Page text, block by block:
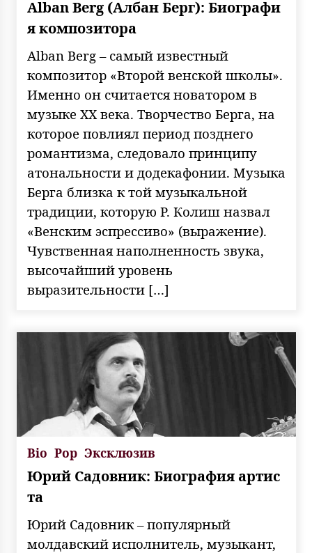
Alban Berg (Албан Берг): Биографи
я композитора
Alban Berg – самый известный
композитор «Второй венской школы».
Именно он считается новатором в
музыке ХХ века. Творчество Берга, на
которое повлиял период позднего
романтизма, следовало принципу
атональности и додекафонии. Музыка
Берга близка к той музыкальной
традиции, которую Р. Колиш назвал
«Венским эспрессиво» (выражение).
Чувственная наполненность звука,
высочайший уровень
выразительности […]
Bio Pop Эксклюзив
Юрий Садовник: Биография артис
та
Юрий Садовник – популярный
молдавский исполнитель, музыкант,